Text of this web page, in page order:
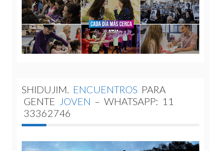
SHIDUJIM. ENCUENTROS PARA
GENTE JOVEN – WHATSAPP: 11
33362746